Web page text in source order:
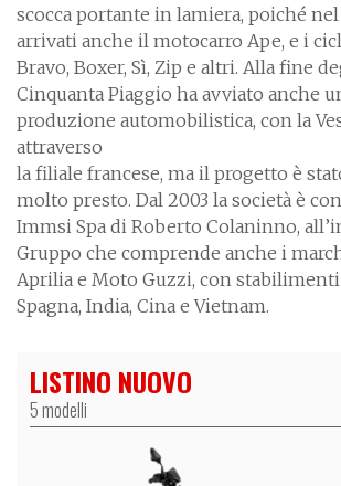
scocca portante in lamiera, poiché
arrivati anche il motocarro Ape, e i
Bravo, Boxer, Sì, Zip e altri. Alla fine
Cinquanta Piaggio ha avviato anche
produzione automobilistica, con la
attraverso
la filiale francese, ma il progetto è
molto presto. Dal 2003 la società è
Immsi Spa di Roberto Colaninno,
Gruppo che comprende anche i
Aprilia e Moto Guzzi, con
Spagna, India, Cina e Vietnam.
LISTINO NUOVO
5 modelli